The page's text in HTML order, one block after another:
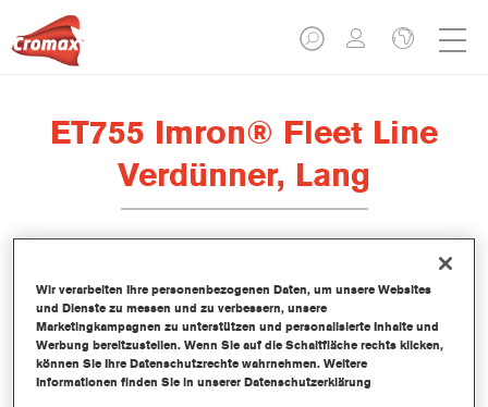
ET755 Imron® Fleet Line
Verdünner, Lang
Produktmerkmale
Produktvariante
Wir verarbeiten Ihre personenbezogenen Daten, um unsere Websites
und Dienste zu messen und zu verbessern, unsere
Marketingkampagnen zu unterstützen und personalisierte Inhalte und
Werbung bereitzustellen. Wenn Sie auf die Schaltfläche rechts klicken,
können Sie Ihre Datenschutzrechte wahrnehmen. Weitere
Informationen finden Sie in unserer Datenschutzerklärung